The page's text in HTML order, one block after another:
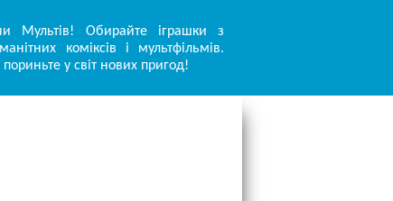
Мультів! Обирайте іграшки з
коміксів і мультфільмів.
пориньте у світ нових пригод!